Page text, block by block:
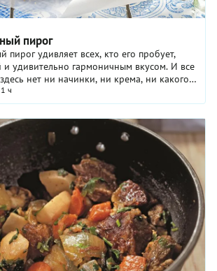
пирог
пирог удивляет всех, кто его пробует,
и удивительно гармоничным вкусом. И все
нет ни начинки, ни крема, ни какого-
в виде ...
1 ч